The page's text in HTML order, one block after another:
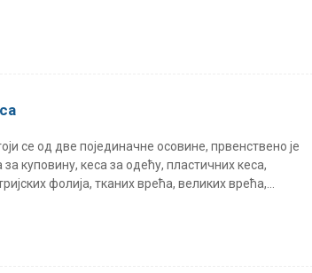
се од две појединачне осовине, првенствено је
куповину, кеса за одећу, пластичних кеса,
фолија, тканих врећа, великих врећа,...